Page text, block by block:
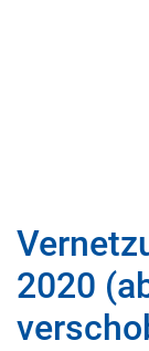
2020